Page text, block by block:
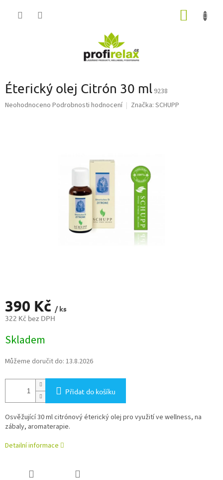
Éterický olej Citrón 30 ml 9238
Průměrné
Neohodnoceno Podrobnosti hodnocení Značka: SCHUPP
390 Kč / ks
322 Kč bez DPH
cena:
Skladem
Můžeme doručit do: 13.8.2026
Přidat do košíku
Osvěžující 30 ml citrónový éterický olej pro využití ve wellness, na
zábaly, aromaterapie.
Detailní informace